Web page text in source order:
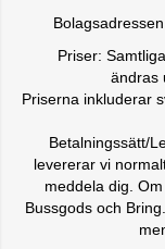
Priser:
ändras
Priserna inkluderar
Betalningssätt/
levererar vi
meddela dig.
Bussgods och